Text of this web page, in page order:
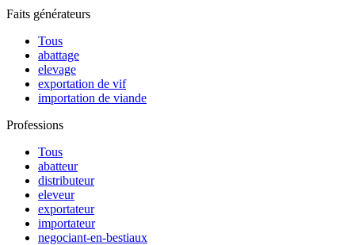
Faits générateurs
Tous
abattage
elevage
exportation de vif
importation de viande
Professions
Tous
abatteur
distributeur
eleveur
exportateur
importateur
negociant-en-bestiaux